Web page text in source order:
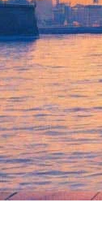
Что
кино